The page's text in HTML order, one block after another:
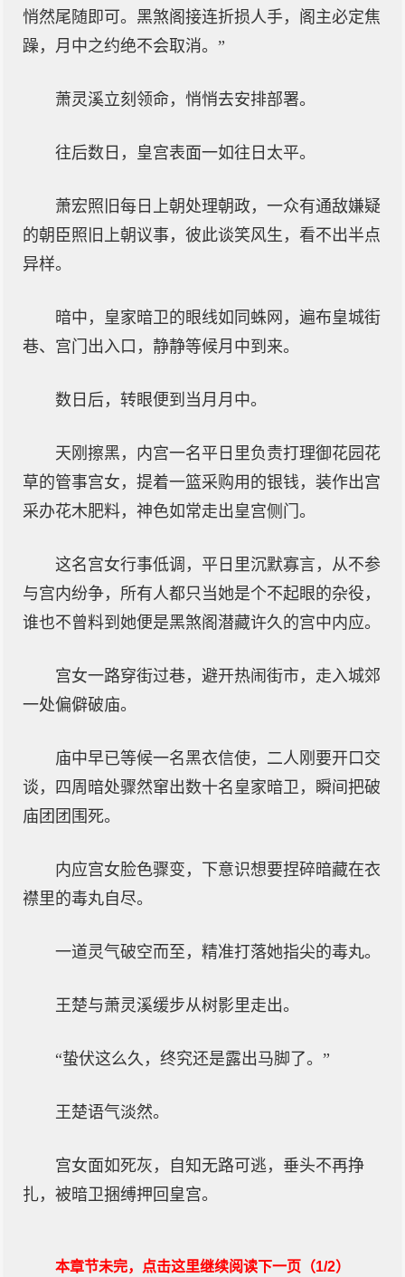
悄然尾随即可。黑煞阁接连折损人手，阁主必定焦
躁，月中之约绝不会取消。”
萧灵溪立刻领命，悄悄去安排部署。
往后数日，皇宫表面一如往日太平。
萧宏照旧每日上朝处理朝政，一众有通敌嫌疑
的朝臣照旧上朝议事，彼此谈笑风生，看不出半点
异样。
暗中，皇家暗卫的眼线如同蛛网，遍布皇城街
巷、宫门出入口，静静等候月中到来。
数日后，转眼便到当月月中。
天刚擦黑，内宫一名平日里负责打理御花园花
草的管事宫女，提着一篮采购用的银钱，装作出宫
采办花木肥料，神色如常走出皇宫侧门。
这名宫女行事低调，平日里沉默寡言，从不参
与宫内纷争，所有人都只当她是个不起眼的杂役，
谁也不曾料到她便是黑煞阁潜藏许久的宫中内应。
宫女一路穿街过巷，避开热闹街市，走入城郊
一处偏僻破庙。
庙中早已等候一名黑衣信使，二人刚要开口交
谈，四周暗处骤然窜出数十名皇家暗卫，瞬间把破
庙团团围死。
内应宫女脸色骤变，下意识想要捏碎暗藏在衣
襟里的毒丸自尽。
一道灵气破空而至，精准打落她指尖的毒丸。
王楚与萧灵溪缓步从树影里走出。
“蛰伏这么久，终究还是露出马脚了。”
王楚语气淡然。
宫女面如死灰，自知无路可逃，垂头不再挣
扎，被暗卫捆缚押回皇宫。
本章节未完，点击这里继续阅读下一页（1/2）